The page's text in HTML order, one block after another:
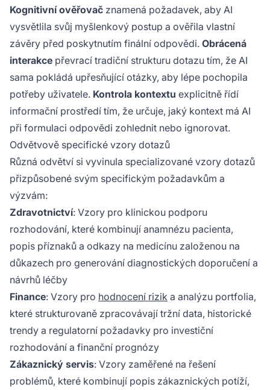
Kognitivní ověřovač znamená požadavek, aby AI
vysvětlila svůj myšlenkový postup a ověřila vlastní
závěry před poskytnutím finální odpovědi. Obrácená
interakce převrací tradiční strukturu dotazu tím, že AI
sama pokládá upřesňující otázky, aby lépe pochopila
potřeby uživatele. Kontrola kontextu explicitně řídí
informační prostředí tím, že určuje, jaký kontext má AI
při formulaci odpovědi zohlednit nebo ignorovat.
Odvětvově specifické vzory dotazů
Různá odvětví si vyvinula specializované vzory dotazů
přizpůsobené svým specifickým požadavkům a
výzvám:
Zdravotnictví: Vzory pro klinickou podporu
rozhodování, které kombinují anamnézu pacienta,
popis příznaků a odkazy na medicínu založenou na
důkazech pro generování diagnostických doporučení a
návrhů léčby
Finance: Vzory pro hodnocení rizik a analýzu portfolia,
které strukturovaně zpracovávají tržní data, historické
trendy a regulatorní požadavky pro investiční
rozhodování a finanční prognózy
Zákaznický servis: Vzory zaměřené na řešení
problémů, které kombinují popis zákaznických potíží,